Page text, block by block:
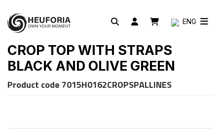
ENG
CROP TOP WITH STRAPS
BLACK AND OLIVE GREEN
Product code 7015H0162CROPSPALLINES